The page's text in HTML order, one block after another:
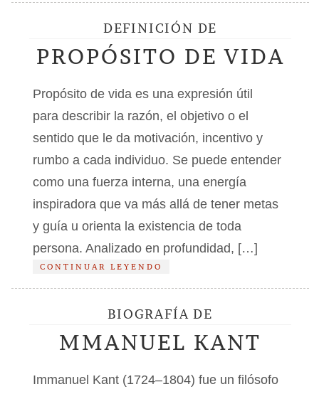
DEFINICIÓN DE
PROPÓSITO DE VIDA
Propósito de vida es una expresión útil
para describir la razón, el objetivo o el
sentido que le da motivación, incentivo y
rumbo a cada individuo. Se puede entender
como una fuerza interna, una energía
inspiradora que va más allá de tener metas
y guía u orienta la existencia de toda
persona. Analizado en profundidad, […]
CONTINUAR LEYENDO
BIOGRAFÍA DE
MMANUEL KANT
Immanuel Kant (1724–1804) fue un filósofo